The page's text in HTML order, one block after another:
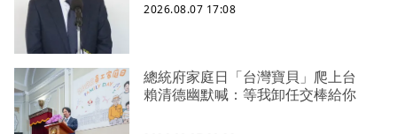
2026.08.07 17:08
總統府家庭日「台灣寶貝」爬上台
賴清德幽默喊：等我卸任交棒給你